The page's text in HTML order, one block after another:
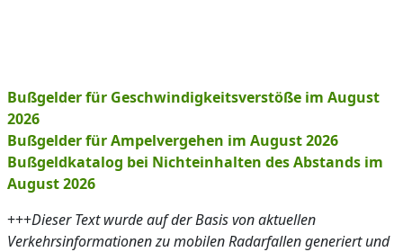
Bußgelder für Geschwindigkeitsverstöße im August
2026
Bußgelder für Ampelvergehen im August 2026
Bußgeldkatalog bei Nichteinhalten des Abstands im
August 2026
+++Dieser Text wurde auf der Basis von aktuellen
Verkehrsinformationen zu mobilen Radarfallen generiert und